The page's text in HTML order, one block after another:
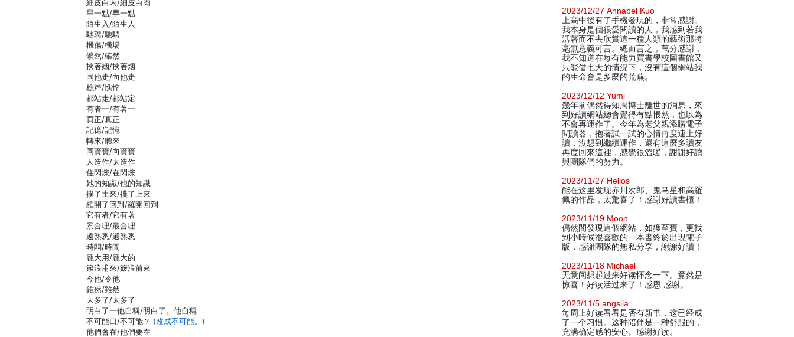
細皮白內/細皮白肉
旱一點/早一點
陌生入/陌生人
馳聘/馳騁
機傷/機場
礦然/確然
挾著姻/挾著烟
同他走/向他走
樵粹/憔悴
都站走/都站定
有者一/有著一
頁正/真正
記億/記憶
轉來/聽來
同寶寶/向寶寶
人造作/太造作
住閃爍/在閃爍
她的知識/他的知識
撲了土來/撲了上來
羅開了回到/羅開回到
它有者/它有著
景合理/最合理
遠熟悉/還熟悉
時闆/時間
龐大用/龐大的
簸浪甫來/簸浪前來
今他/令他
錐然/雖然
大多了/太多了
明白了一他自稱/明白了。他自稱
不可能口/不可能？ (改成不可能。)
他們會在/他們要在
2023/12/27 Annabel Kuo
上高中後有了手機發現的，非常感謝。
我本身是個很愛閱讀的人，我感到若我
活著而不去欣賞這一種人類的藝術那將
毫無意義可言。總而言之，萬分感謝，
我不知道在每有能力買書學校圖書館又
只能借七天的情況下，沒有這個網站我
的生命會是多麼的荒蕪。
2023/12/12 Yumi
幾年前偶然得知周博士離世的消息，來
到好讀網站總會覺得有點悵然，也以為
不會再運作了。今年為老父親添購電子
閱讀器，抱著試一試的心情再度連上好
讀，沒想到繼續運作，還有這麼多讀友
再度回來這裡，感覺很溫暖，謝謝好讀
與團隊們的努力。
2023/11/27 Helios
能在这里发现赤川次郎、鬼马星和高羅
佩的作品，太驚喜了！感謝好讀書櫃！
2023/11/19 Moon
偶然間發現這個網站，如獲至寶，更找
到小時候很喜歡的一本書終於出現電子
版，感謝團隊的無私分享，謝謝好讀！
2023/11/18 Michael
无意间想起过来好读怀念一下。竟然是
惊喜！好读活过来了！感恩 感谢。
2023/11/5 angsila
每周上好读看看是否有新书，这已经成
了一个习惯。这种陪伴是一种舒服的，
充满确定感的安心。感谢好读。